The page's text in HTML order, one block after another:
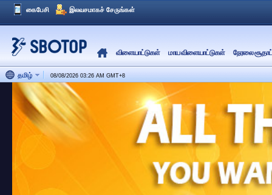
கைபேசி இலவசமாகச் சேருங்கள்
விளையாட்டுகள் மாய விளையாட்டுகள் நேரலை
தமிழ் 08/08/2026 03:26 AM GMT+8